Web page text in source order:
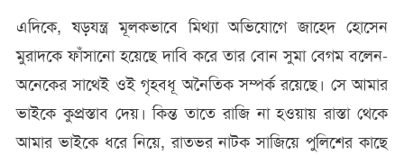
এদিকে, ষড়যন্ত্র মূলকভাবে মিথ্যা অভিযোগে জাহেদ হোসেন
মুরাদকে ফাঁসানো হয়েছে দাবি করে তার বোন সুমা বেগম বলেন-
অনেকের সাথেই ওই গৃহবধূ অনৈতিক সম্পর্ক রয়েছে। সে আমার
ভাইকে কুপ্রস্তাব দেয়। কিন্ত তাতে রাজি না হওয়ায় রাস্তা থেকে
আমার ভাইকে ধরে নিয়ে, রাতভর নাটক সাজিয়ে পুলিশের কাছে